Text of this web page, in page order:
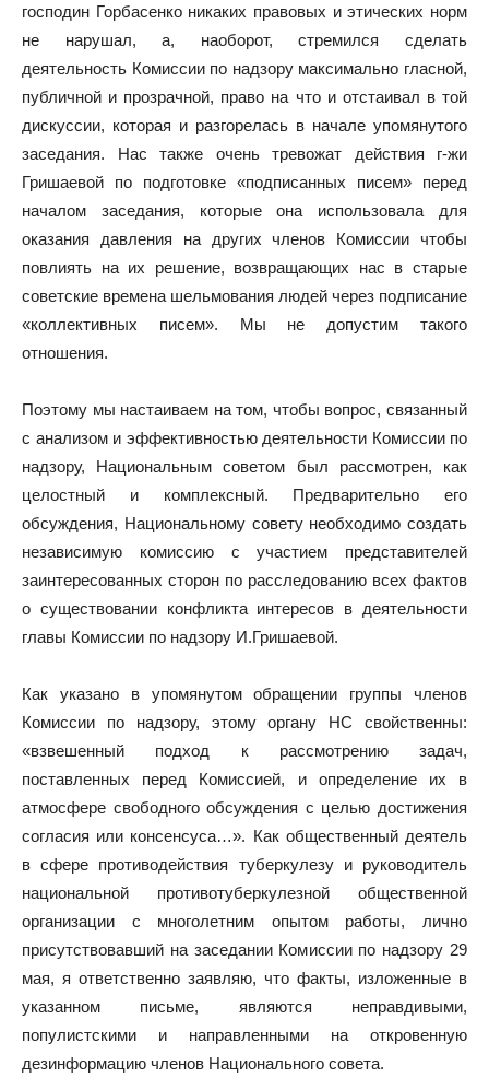
господин Горбасенко никаких правовых и этических норм
не нарушал, а, наоборот, стремился сделать
деятельность Комиссии по надзору максимально гласной,
публичной и прозрачной, право на что и отстаивал в той
дискуссии, которая и разгорелась в начале упомянутого
заседания. Нас также очень тревожат действия г-жи
Гришаевой по подготовке «подписанных писем» перед
началом заседания, которые она использовала для
оказания давления на других членов Комиссии чтобы
повлиять на их решение, возвращающих нас в старые
советские времена шельмования людей через подписание
«коллективных писем». Мы не допустим такого
отношения.
Поэтому мы настаиваем на том, чтобы вопрос, связанный
с анализом и эффективностью деятельности Комиссии по
надзору, Национальным советом был рассмотрен, как
целостный и комплексный. Предварительно его
обсуждения, Национальному совету необходимо создать
независимую комиссию с участием представителей
заинтересованных сторон по расследованию всех фактов
о существовании конфликта интересов в деятельности
главы Комиссии по надзору И.Гришаевой.
Как указано в упомянутом обращении группы членов
Комиссии по надзору, этому органу НС свойственны:
«взвешенный подход к рассмотрению задач,
поставленных перед Комиссией, и определение их в
атмосфере свободного обсуждения с целью достижения
согласия или консенсуса…». Как общественный деятель
в сфере противодействия туберкулезу и руководитель
национальной противотуберкулезной общественной
организации с многолетним опытом работы, лично
присутствовавший на заседании Комиссии по надзору 29
мая, я ответственно заявляю, что факты, изложенные в
указанном письме, являются неправдивыми,
популистскими и направленными на откровенную
дезинформацию членов Национального совета.